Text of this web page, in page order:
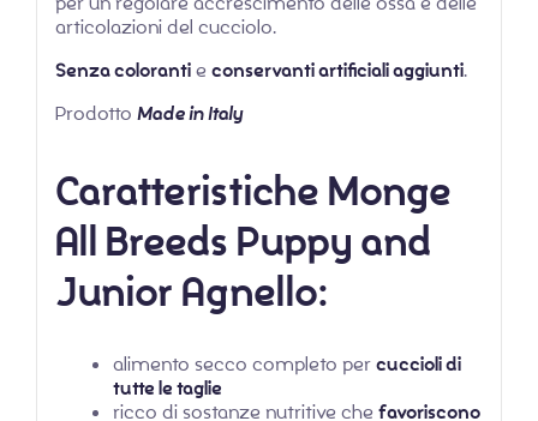
articolazioni del cucciolo.
Senza colorantie conservanti artificiali aggiunti.
Prodotto Made in Italy
CaratteristicheMonge
All Breeds Puppy and
Junior Agnello:
alimento secco completo percuccioli di
tutte le taglie
ricco di sostanze nutritive che favoriscono